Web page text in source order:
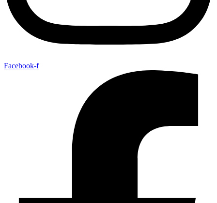
Facebook-f